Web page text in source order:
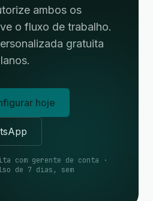
ambos os
o fluxo de trabalho.
gratuita
hoje
com gerente de conta ·
de 7 dias, sem